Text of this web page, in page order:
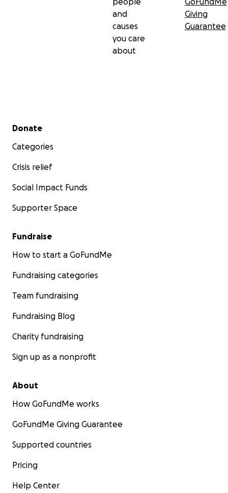
and
causes
you care
about
Giving
Guarantee
Secondary menu
Donate
Categories
Crisis relief
Social Impact Funds
Supporter Space
Fundraise
How to start a GoFundMe
Fundraising categories
Team fundraising
Fundraising Blog
Charity fundraising
Sign up as a nonprofit
About
How GoFundMe works
GoFundMe Giving Guarantee
Supported countries
Pricing
Help Center